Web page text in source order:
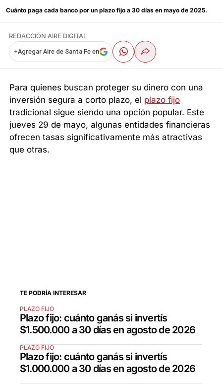
Cuánto paga cada banco por un plazo fijo a 30 días en mayo de 2025.
REDACCIÓN AIRE DIGITAL
+Agregar Aire de Santa Fe en
Para quienes buscan proteger su dinero con una
inversión segura a corto plazo, el plazo fijo
tradicional sigue siendo una opción popular. Este
jueves 29 de mayo, algunas entidades financieras
ofrecen tasas significativamente más atractivas
que otras.
TE PODRÍA INTERESAR
PLAZO FIJO
Plazo fijo: cuánto ganás si invertís
$1.500.000 a 30 días en agosto de 2026
PLAZO FIJO
Plazo fijo: cuánto ganás si invertís
$1.000.000 a 30 días en agosto de 2026